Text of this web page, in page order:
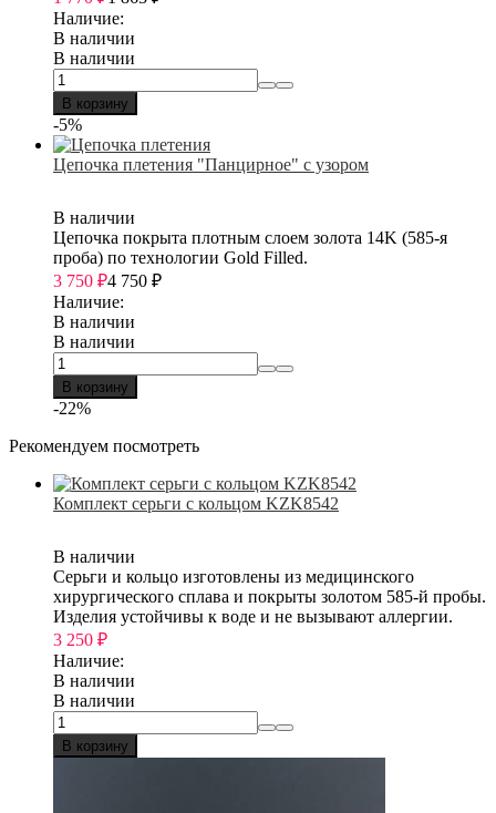
Наличие:
В наличии
В наличии
В корзину
-5%
Цепочка плетения "Панцирное" с узором
В наличии
Цепочка покрыта плотным слоем золота 14K (585-я
проба) по технологии Gold Filled.
3 750 ₽4 750 ₽
Наличие:
В наличии
В наличии
В корзину
-22%
Рекомендуем посмотреть
Комплект серьги с кольцом KZK8542
В наличии
Серьги и кольцо изготовлены из медицинского
хирургического сплава и покрыты золотом 585-й пробы.
Изделия устойчивы к воде и не вызывают аллергии.
3 250 ₽
Наличие:
В наличии
В наличии
В корзину